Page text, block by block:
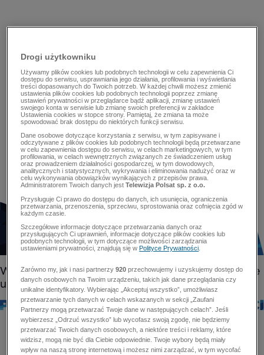
Drogi użytkowniku
Używamy plików cookies lub podobnych technologii w celu zapewnienia Ci
dostępu do serwisu, usprawniania jego działania, profilowania i wyświetlania
treści dopasowanych do Twoich potrzeb. W każdej chwili możesz zmienić
ustawienia plików cookies lub podobnych technologii poprzez zmianę
ustawień prywatności w przeglądarce bądź aplikacji, zmianę ustawień
swojego konta w serwisie lub zmianę swoich preferencji w zakładce
Ustawienia cookies w stopce strony. Pamiętaj, że zmiana ta może
spowodować brak dostępu do niektórych funkcji serwisu.
Dane osobowe dotyczące korzystania z serwisu, w tym zapisywane i
odczytywane z plików cookies lub podobnych technologii będą przetwarzane
w celu zapewnienia dostępu do serwisu, w celach marketingowych, w tym
profilowania, w celach wewnętrznych związanych ze świadczeniem usług
oraz prowadzeniem działalności gospodarczej, w tym dowodowych,
analitycznych i statystycznych, wykrywania i eliminowania nadużyć oraz w
celu wykonywania obowiązków wynikających z przepisów prawa.
Administratorem Twoich danych jestTelewizja Polsat sp. z o.o.
Przysługuje Ci prawo do dostępu do danych, ich usunięcia, ograniczenia
przetwarzania, przenoszenia, sprzeciwu, sprostowania oraz cofnięcia zgód w
każdym czasie.
Szczegółowe informacje dotyczące przetwarzania danych oraz
przysługujących Ci uprawnień, informacje dotyczące plików cookies lub
podobnych technologii, w tym dotyczące możliwości zarządzania
ustawieniami prywatności, znajdują się wPolityce Prywatności
Zarówno my, jak i nasi partnerzy920 przechowujemy i uzyskujemy dostęp do
danych osobowych na Twoim urządzeniu, takich jak dane przeglądania czy
unikalne identyfikatory. Wybierając „Akceptuj wszystko”, umożliwiasz
przetwarzanie tych danych w celach wskazanych w sekcji „Zaufani
Partnerzy mogą przetwarzać Twoje dane w następujących celach”. Jeśli
wybierzesz „Odrzuć wszystko” lub wycofasz swoją zgodę, nie będziemy
przetwarzać Twoich danych osobowych, a niektóre treści i reklamy, które
widzisz, mogą nie być dla Ciebie odpowiednie. Twoje wybory będą miały
wpływ na naszą stronę internetową i możesz nimi zarządzać, w tym wycofać